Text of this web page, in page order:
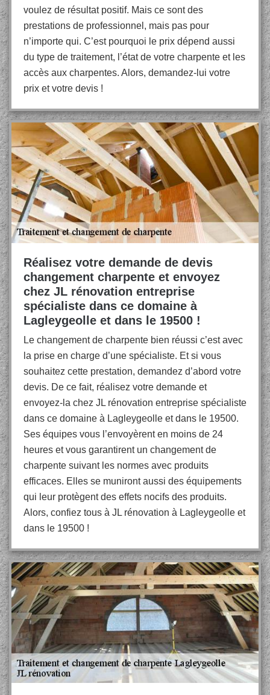
voulez de résultat positif. Mais ce sont des
prestations de professionnel, mais pas pour
n’importe qui. C’est pourquoi le prix dépend aussi
du type de traitement, l’état de votre charpente et les
accès aux charpentes. Alors, demandez-lui votre
prix et votre devis !
Réalisez votre demande de devis
changement charpente et envoyez
chez JL rénovation entreprise
spécialiste dans ce domaine à
Lagleygeolle et dans le 19500 !
Le changement de charpente bien réussi c’est avec
la prise en charge d’une spécialiste. Et si vous
souhaitez cette prestation, demandez d’abord votre
devis. De ce fait, réalisez votre demande et
envoyez-la chez JL rénovation entreprise spécialiste
dans ce domaine à Lagleygeolle et dans le 19500.
Ses équipes vous l’envoyèrent en moins de 24
heures et vous garantirent un changement de
charpente suivant les normes avec produits
efficaces. Elles se muniront aussi des équipements
qui leur protègent des effets nocifs des produits.
Alors, confiez tous à JL rénovation à Lagleygeolle et
dans le 19500 !